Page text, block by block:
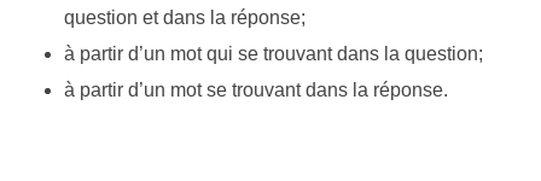
question et dans la réponse;
à partir d’un mot qui se trouvant dans la question;
à partir d’un mot se trouvant dans la réponse.